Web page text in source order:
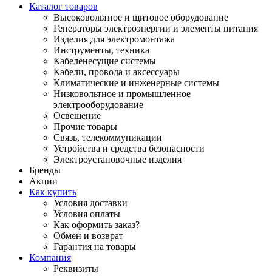
Каталог товаров
Высоковольтное и щитовое оборудование
Генераторы электроэнергии и элементы питания
Изделия для электромонтажа
Инструменты, техника
Кабеленесущие системы
Кабели, провода и аксессуары
Климатические и инженерные системы
Низковольтное и промышленное
электрооборудование
Освещение
Прочие товары
Связь, телекоммуникации
Устройства и средства безопасности
Электроустановочные изделия
Бренды
Акции
Как купить
Условия доставки
Условия оплаты
Как оформить заказ?
Обмен и возврат
Гарантия на товары
Компания
Реквизиты